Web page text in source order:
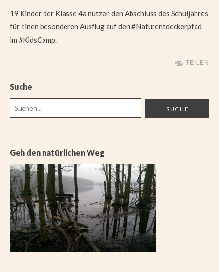
19 Kinder der Klasse 4a nutzen den Abschluss des Schuljahres
für einen besonderen Ausflug auf den #Naturentdeckerpfad
im #KidsCamp.
TEILEN
Suche
Geh den natürlichen Weg